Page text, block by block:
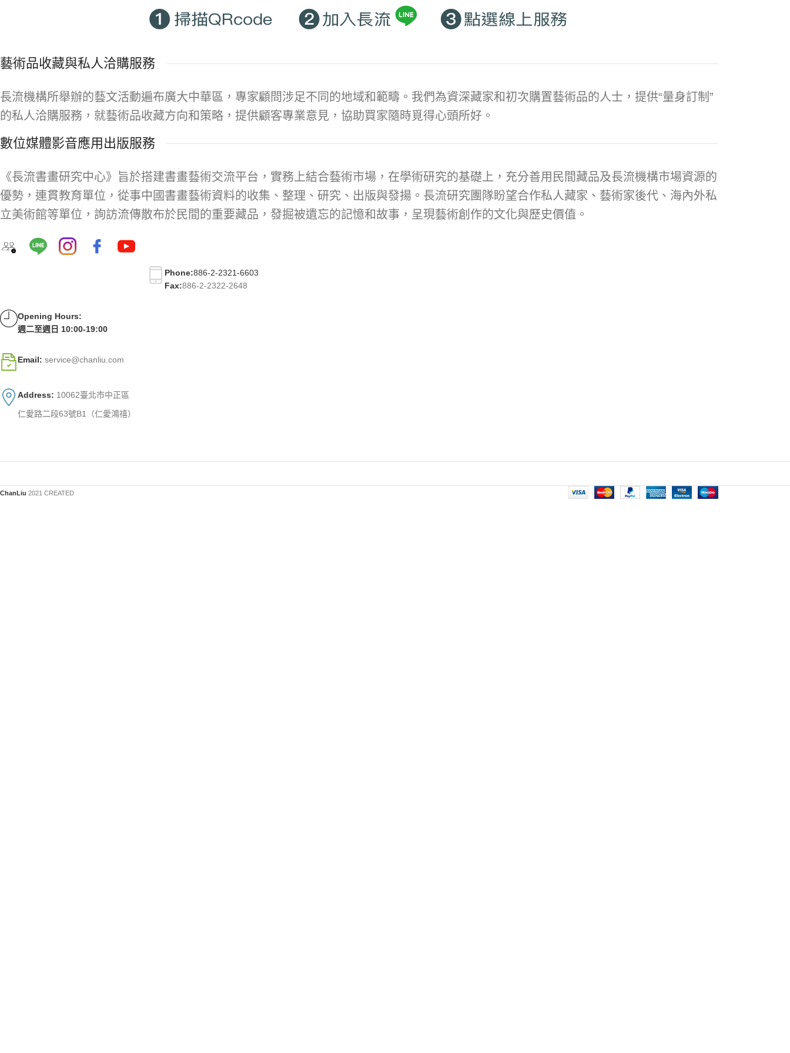
藝術品收藏與私人洽購服務
長流機構所舉辦的藝文活動遍布廣大中華區，專家顧問涉足不同的地域和範疇。我們為資深藏家和初次購置藝術品的人士，提供“量身訂制”
的私人洽購服務，就藝術品收藏方向和策略，提供顧客專業意見，協助買家隨時覓得心頭所好。
數位媒體影音應用出版服務
《長流書畫研究中心》旨於搭建書畫藝術交流平台，實務上結合藝術市場，在學術研究的基礎上，充分善用民間藏品及長流機構市場資源的
優勢，連貫教育單位，從事中國書畫藝術資料的收集、整理、研究、出版與發揚。長流研究團隊盼望合作私人藏家、藝術家後代、海內外私
立美術館等單位，詢訪流傳散布於民間的重要藏品，發掘被遺忘的記憶和故事，呈現藝術創作的文化與歷史價值。
Phone:886-2-2321-6603
Fax:886-2-2322-2648
Opening Hours:
週二至週日 10:00-19:00
Email: service@chanliu.com
Address: 10062臺北市中正區
仁愛路二段63號B1（仁愛鴻禧）
ChanLiu 2021 CREATED